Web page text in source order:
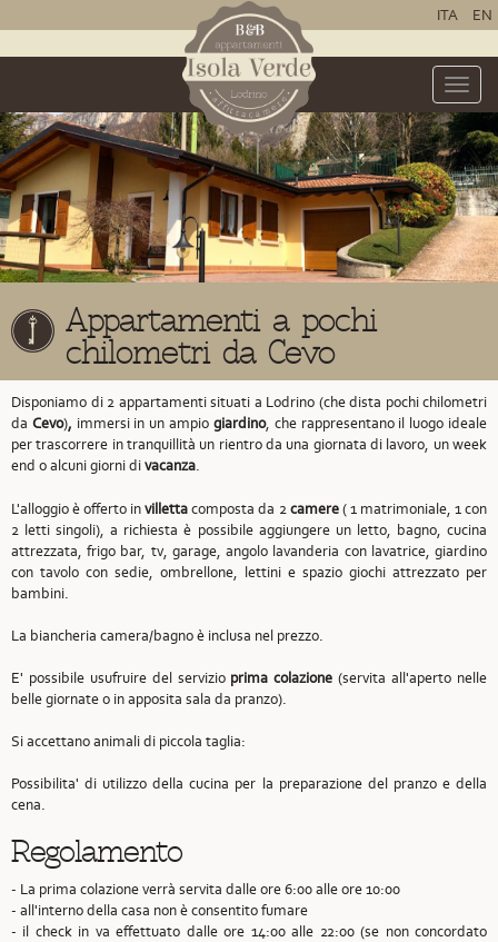
ITA EN
Toggle
Appartamenti a pochi
chilometri da Cevo
Disponiamo di 2 appartamenti situati a Lodrino (che dista pochi chilometri
da Cevo), immersi in un ampio giardino, che rappresentano il luogo ideale
per trascorrere in tranquillità un rientro da una giornata di lavoro, un week
end o alcuni giorni divacanza.
L'alloggio è offerto invillettacomposta da 2camere( 1 matrimoniale, 1 con
2 letti singoli), a richiesta è possibile aggiungere un letto, bagno, cucina
attrezzata, frigo bar, tv, garage, angolo lavanderia con lavatrice, giardino
con tavolo con sedie, ombrellone, lettini e spazio giochi attrezzato per
bambini.
La biancheria camera/bagno è inclusa nel prezzo.
E' possibile usufruire del servizio prima colazione (servita all'aperto nelle
belle giornate o in apposita sala da pranzo).
Si accettano animali di piccola taglia:
Possibilita' di utilizzo della cucina per la preparazione del pranzo e della
cena.
Regolamento
- La prima colazione verrà servita dalle ore 6:00 alle ore 10:00
- all'interno della casa non è consentito fumare
- il check in va effettuato dalle ore 14:00 alle 22:00 (se non concordato